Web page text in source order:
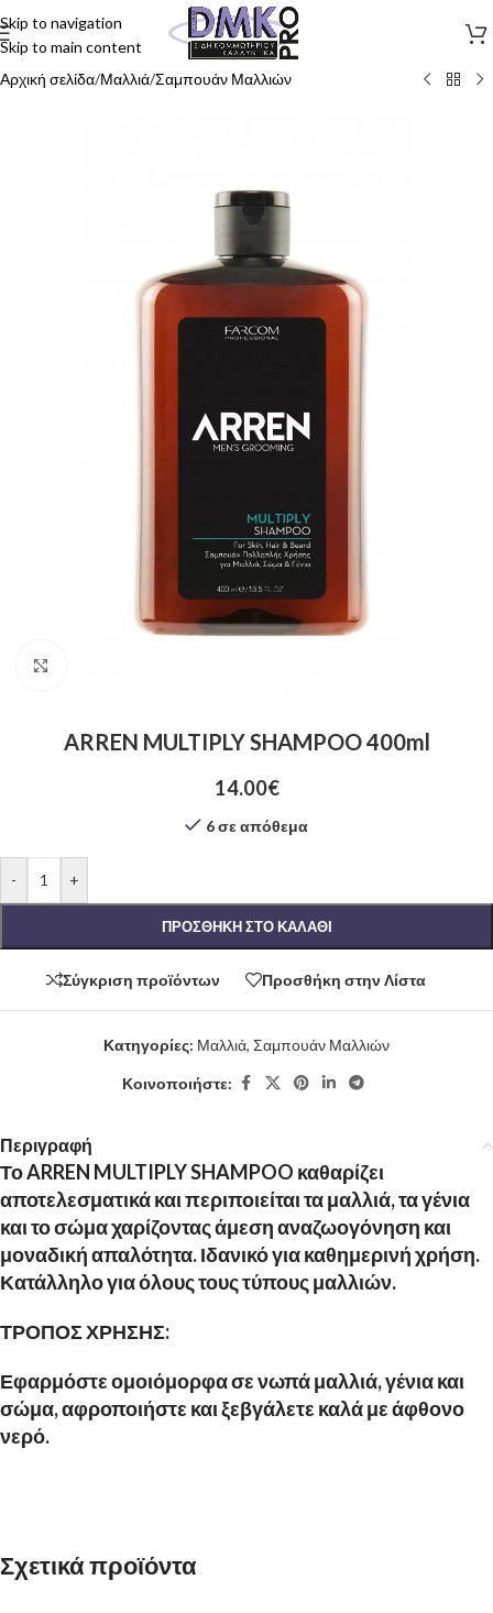
Skip to navigation
Skip to main content
Αρχική σελίδα/Μαλλιά/Σαμπουάν Μαλλιών
ARREN MULTIPLY SHAMPOO 400ml
14.00€
6 σε απόθεμα
- +
ΠΡΟΣΘΉΚΗ ΣΤΟ ΚΑΛΆΘΙ
Σύγκριση προϊόντων Προσθήκη στην Λίστα
Κατηγορίες: Μαλλιά, Σαμπουάν Μαλλιών
Κοινοποιήστε:
Περιγραφή
Το ARREN MULTIPLY SHAMPOO καθαρίζει
αποτελεσματικά και περιποιείται τα μαλλιά, τα γένια
και το σώμα χαρίζοντας άμεση αναζωογόνηση και
μοναδική απαλότητα. Ιδανικό για καθημερινή χρήση.
Κατάλληλο για όλους τους τύπους μαλλιών.
ΤΡΟΠΟΣ ΧΡΗΣΗΣ:
Εφαρμόστε ομοιόμορφα σε νωπά μαλλιά, γένια και
σώμα, αφροποιήστε και ξεβγάλετε καλά με άφθονο
νερό.
Σχετικά προϊόντα